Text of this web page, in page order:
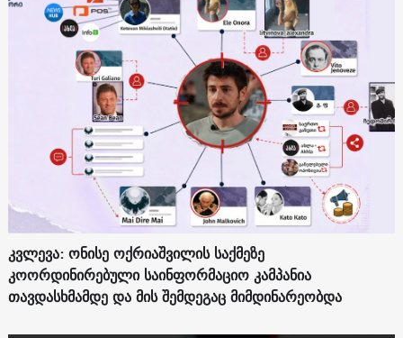
კვლევა: ონისე ოქრიაშვილის საქმეზე
კოორდინირებული საინფორმაციო კამპანია
თავდასხმამდე და მის შემდეგაც მიმდინარეობდა